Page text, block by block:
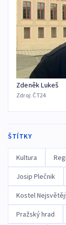
Zdeněk Lukeš
Zdroj: ČT24
ŠTÍTKY
Kultura
Josip Plečnik
Kostel
Pražský hrad